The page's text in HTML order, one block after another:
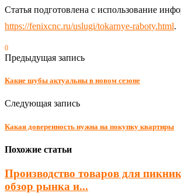
Статья подготовлена с использование
https://fenixcnc.ru/uslugi/tokarnye-raboty.html.
0
Предыдущая запись
Какие шубы актуальны в новом сезоне
Следующая запись
Какая доверенность нужна на покупку квартиры
Похожие статьи
Производство товаров для
обзор рынка и...